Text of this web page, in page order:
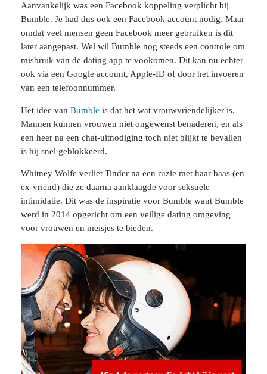
Aanvankelijk was een Facebook koppeling verplicht bij
Bumble. Je had dus ook een Facebook account nodig. Maar
omdat veel mensen geen Facebook meer gebruiken is dit
later aangepast. Wel wil Bumble nog steeds een controle om
misbruik van de dating app te vookomen. Dit kan nu echter
ook via een Google account, Apple-ID of door het invoeren
van een telefoonnummer.
Het idee van Bumble is dat het wat vrouwvriendelijker is.
Mannen kunnen vrouwen niet ongewenst benaderen, en als
een heer na een chat-uitnodiging toch niet blijkt te bevallen
is hij snel geblokkeerd.
Whitney Wolfe verliet Tinder na een ruzie met haar baas (en
ex-vriend) die ze daarna aanklaagde voor seksuele
intimidatie. Dit was de inspiratie voor Bumble want Bumble
werd in 2014 opgericht om een veilige dating omgeving
voor vrouwen en meisjes te bieden.